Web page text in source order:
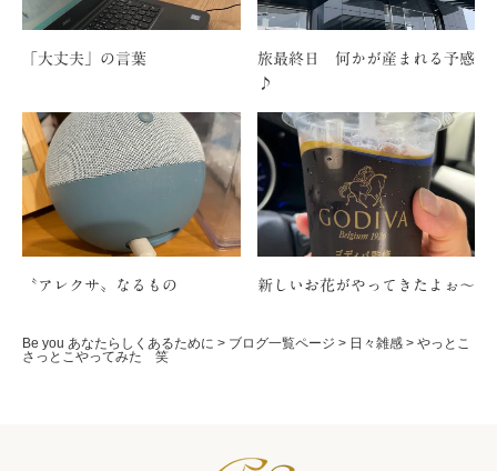
「大丈夫」の言葉
旅最終日 何かが産まれる予感
♪
〝アレクサ〟なるもの 新しいお花がやってきたよぉ〜
Be you あなたらしくあるために > ブログ一覧ページ > 日々雑感 > やっとこ
さっとこやってみた 笑